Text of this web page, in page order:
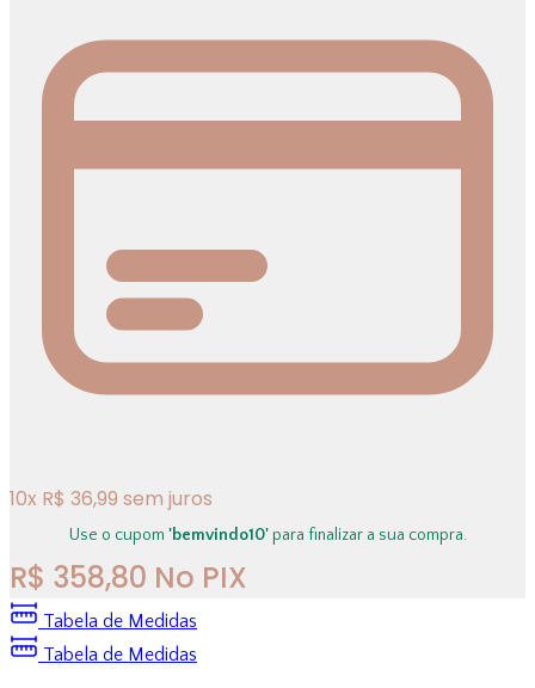
10x R$ 36,99 sem juros
Use o cupom 'bemvindo10'para finalizar a sua compra.
R$ 358,80 No PIX
Tabela de Medidas
Tabela de Medidas